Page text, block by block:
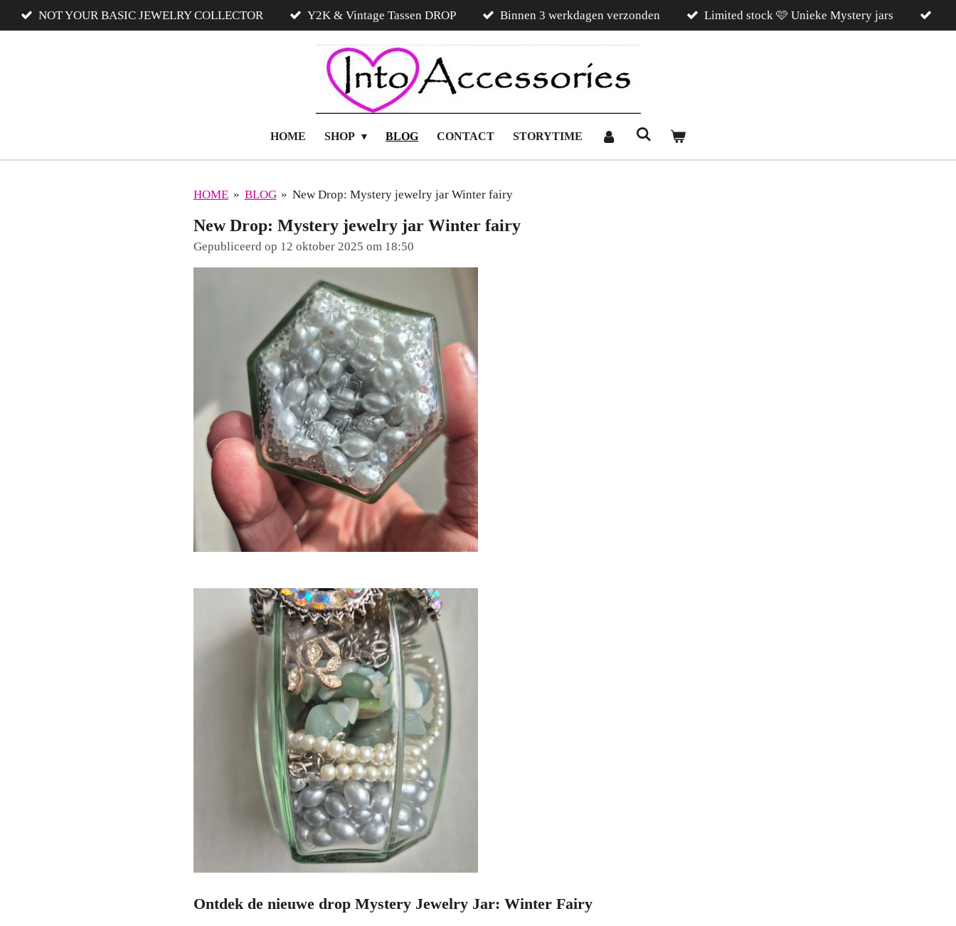
Ga
direct
NOT YOUR BASIC JEWELRY COLLECTOR Y2K & Vintage Tassen DROP Binnen 3 werkdagen verzonden Limited stock 🩷 Unieke Mystery jars
HOME SHOP BLOG CONTACT STORYTIME
HOME » BLOG » New Drop: Mystery jewelry jar Winter fairy
New Drop: Mystery jewelry jar Winter fairy
Gepubliceerd op 12 oktober 2025 om 18:50
Ontdek de nieuwe drop Mystery Jewelry Jar: Winter Fairy